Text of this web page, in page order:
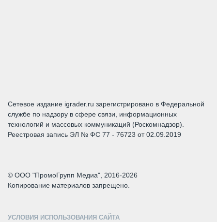
Сетевое издание igrader.ru зарегистрировано в Федеральной
службе по надзору в сфере связи, информационных
технологий и массовых коммуникаций (Роскомнадзор).
Реестровая запись ЭЛ № ФС 77 - 76723 от 02.09.2019
© ООО "ПромоГрупп Медиа", 2016-2026
Копирование материалов запрещено.
УСЛОВИЯ ИСПОЛЬЗОВАНИЯ САЙТА